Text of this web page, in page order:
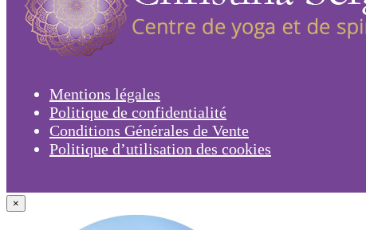
Mentions légales
Politique de confidentialité
Conditions Générales de Vente
Politique d’utilisation des cookies
×